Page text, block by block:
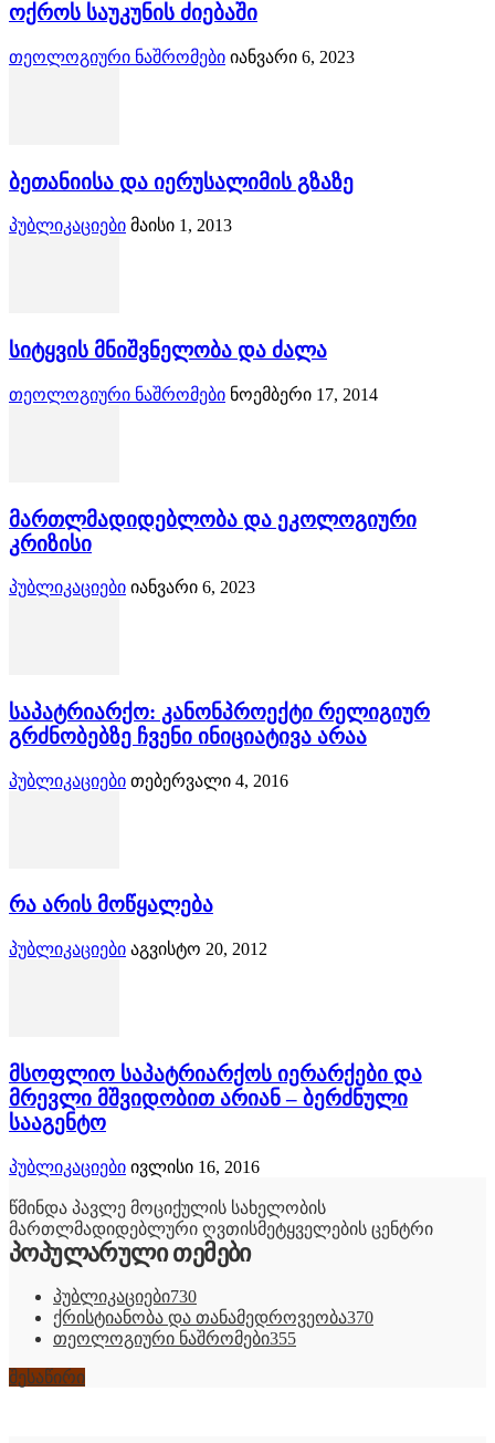
ოქროს საუკუნის ძიებაში
თეოლოგიური ნაშრომები იანვარი 6, 2023
ბეთანიისა და იერუსალიმის გზაზე
პუბლიკაციები მაისი 1, 2013
სიტყვის მნიშვნელობა და ძალა
თეოლოგიური ნაშრომები ნოემბერი 17, 2014
მართლმადიდებლობა და ეკოლოგიური
კრიზისი
პუბლიკაციები იანვარი 6, 2023
საპატრიარქო: კანონპროექტი რელიგიურ
გრძნობებზე ჩვენი ინიციატივა არაა
პუბლიკაციები თებერვალი 4, 2016
რა არის მოწყალება
პუბლიკაციები აგვისტო 20, 2012
მსოფლიო საპატრიარქოს იერარქები და
მრევლი მშვიდობით არიან – ბერძნული
სააგენტო
პუბლიკაციები ივლისი 16, 2016
წმინდა პავლე მოციქულის სახელობის
მართლმადიდებლური ღვთისმეტყველების ცენტრი
პოპულარული თემები
პუბლიკაციები730
ქრისტიანობა და თანამედროვეობა370
თეოლოგიური ნაშრომები355
შესაწირი